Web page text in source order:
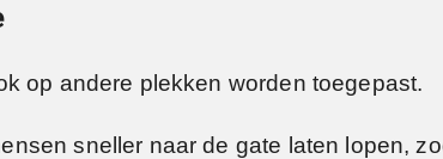
op andere plekken worden toegepast.
sneller naar de gate laten lopen,